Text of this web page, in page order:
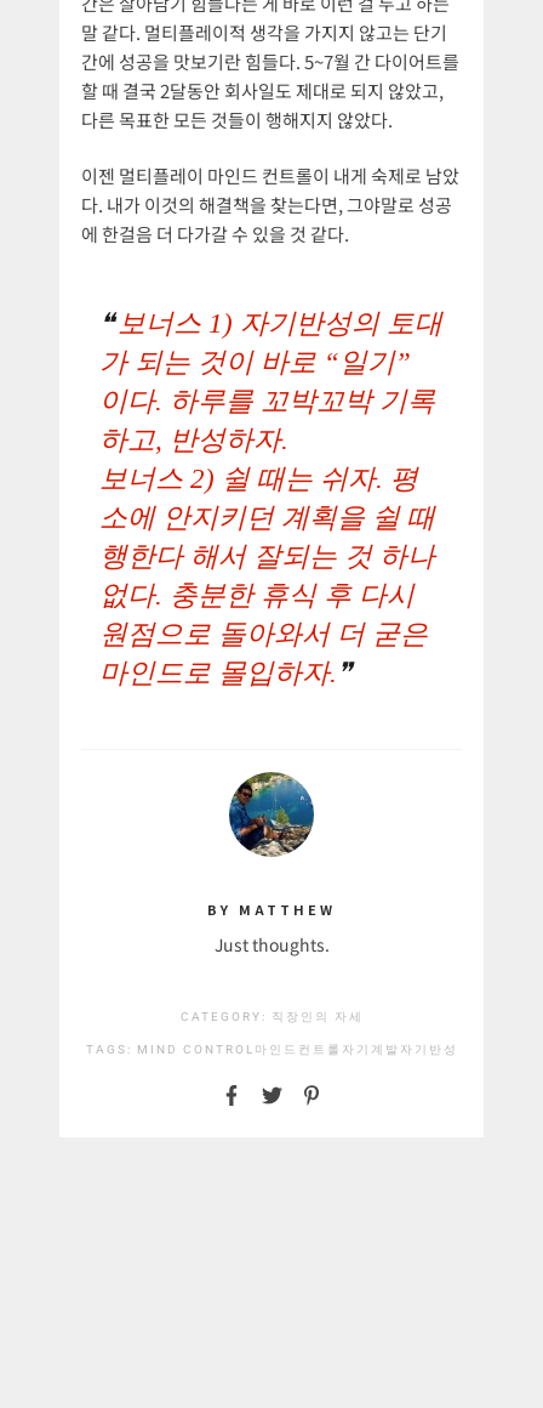
말 같다. 멀티플레이적 생각을 가지지 않고는 단기
간에 성공을 맛보기란 힘들다. 5~7월 간 다이어트를
할 때 결국 2달동안 회사일도 제대로 되지 않았고,
다른 목표한 모든 것들이 행해지지 않았다.
이젠 멀티플레이 마인드 컨트롤이 내게 숙제로 남았
다. 내가 이것의 해결책을 찾는다면, 그야말로 성공
에 한걸음 더 다가갈 수 있을 것 같다.
보너스 1) 자기반성의 토대
가 되는 것이 바로 “일기”
이다. 하루를 꼬박꼬박 기록
하고, 반성하자.
보너스 2) 쉴 때는 쉬자. 평
소에 안지키던 계획을 쉴 때
행한다 해서 잘되는 것 하나
없다. 충분한 휴식 후 다시
원점으로 돌아와서 더 굳은
마인드로 몰입하자.
BY MATTHEW
Just thoughts.
CATEGORY: 직장인의 자세
TAGS: MIND CONTROL 마인드컨트롤 자기계발 자기반성